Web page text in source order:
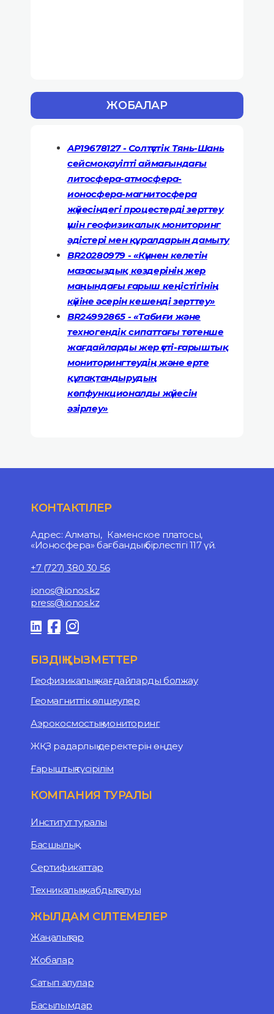
ЖОБАЛАР
AP19678127 - Солтүстік Тянь-Шань
сейсмоқауіпті аймағындағы
литосфера-атмосфера-
ионосфера-магнитосфера
жүйесіндегі процестерді зерттеу
үшін геофизикалық мониторинг
әдістері мен құралдарын дамыту
BR20280979 - «Күннен келетін
мазасыздық көздерінің жер
маңындағы ғарыш кеңістігінің
күйіне әсерін кешенді зерттеу»
BR24992865 - «Табиғи және
техногендік сипаттағы төтенше
жағдайларды жер үсті-ғарыштық
мониторингтеудің және ерте
құлақтандырудың
көпфункционалды жүйесін
әзірлеу»
КОНТАКТІЛЕР
Адрес: Алматы, Каменское платосы,
«Ионосфера» бағбандық бірлестігі 117 үй.
+7 (727) 380 30 56
ionos@ionos.kz
press@ionos.kz
БІЗДІҢ ҚЫЗМЕТТЕР
Геофизикалық жағдайларды болжау
Геомагниттік өлшеулер
Аэрокосмостық мониторинг
ЖҚЗ радарлық деректерін өңдеу
Ғарыштық түсірілім
КОМПАНИЯ ТУРАЛЫ
Институт туралы
Басшылық
Сертификаттар
Техникалық жабдықталуы
ЖЫЛДАМ СІЛТЕМЕЛЕР
Жаңалықтар
Жобалар
Сатып алулар
Басылымдар